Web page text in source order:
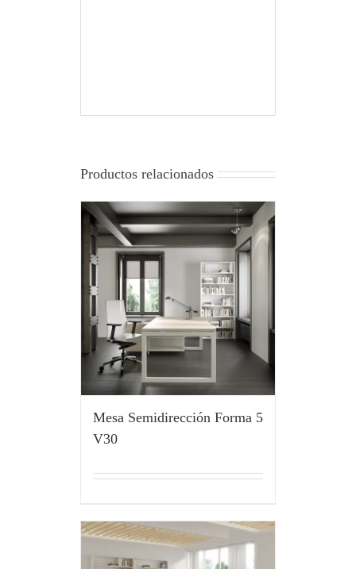
Productos relacionados
Mesa Semidirección Forma 5
V30